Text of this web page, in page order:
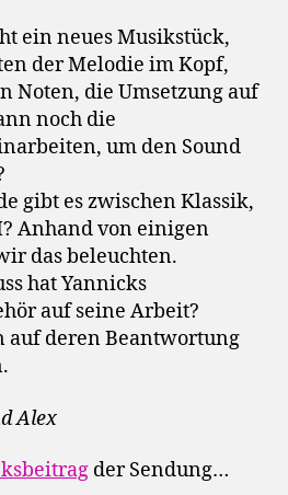
ein neues Musikstück,
der Melodie im Kopf,
Noten, die Umsetzung auf
noch die
um den Sound
gibt es zwischen Klassik,
Anhand von einigen
das beleuchten.
hat Yannicks
auf seine Arbeit?
auf deren Beantwortung
Alex
der Sendung…